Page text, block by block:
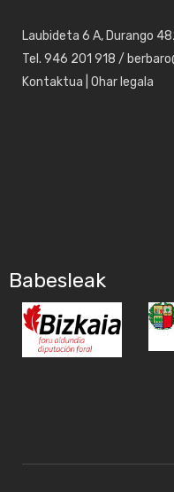
Laubideta 6 A, Durango
Tel. 946 201 918 /
Kontaktua Ohar legala
Babesleak